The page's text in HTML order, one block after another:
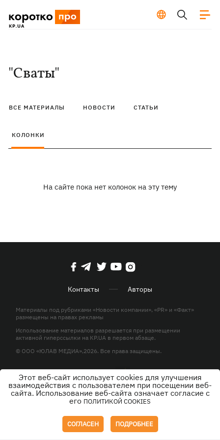
"Сваты"
ВСЕ МАТЕРИАЛЫ НОВОСТИ СТАТЬИ
КОЛОНКИ
На сайте пока нет колонок на эту тему
Контакты Авторы
Материалы под рубриками «Новости компании», «PR» и «Факт»
размещены на правах рекламы
Использование материалов разрешается при размещении
активной гиперссылки на KP.UA в первом абзаце.
© ООО «ЮЛАВ МЕДИА»,2026. Все права защищены.
Дизайн
Этот веб-сайт использует cookies для улучшения
взаимодействия с пользователем при посещении веб-
сайта. Использование веб-сайта означает согласие с
его ПОЛИТИКОЙ COOKIES
СОГЛАСЕН ПОДРОБНЕЕ